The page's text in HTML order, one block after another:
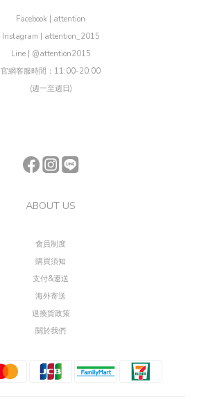
Facebook | attention
Instagram | attention_2015
Line | @attention2015
官網客服時間：11:00-20:00
(週一至週日)
ABOUT US
會員制度
購買須知
支付&運送
海外寄送
退換貨政策
關於我們